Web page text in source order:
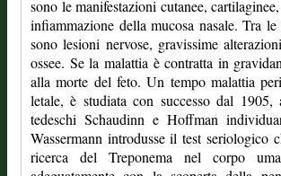
sono le manifestazioni cutanee,
infiammazione della mucosa nasale. Tra
sono lesioni nervose, gravissime
ossee. Se la malattia è contratta in
alla morte del feto. Un tempo malattia
letale, è studiata con successo dal
tedeschi Schaudinn e Hoffman
Wassermann introdusse il test seriologico
ricerca del Treponema nel corpo